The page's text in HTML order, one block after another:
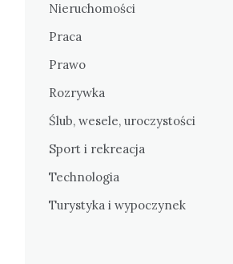
Nieruchomości
Praca
Prawo
Rozrywka
Ślub, wesele, uroczystości
Sport i rekreacja
Technologia
Turystyka i wypoczynek